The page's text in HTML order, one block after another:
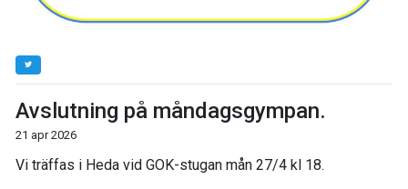
Avslutning på måndagsgympan.
21 apr 2026
Vi träffas i Heda vid GOK-stugan mån 27/4 kl 18.